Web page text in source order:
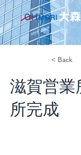
< Back
滋賀営業
所完成